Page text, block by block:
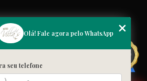
MENU
Home
Cardápio
Olá! Fale agora pelo WhatsApp
seu telefone